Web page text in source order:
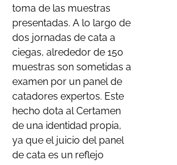
toma de las muestras
presentadas. A lo largo de
dos jornadas de cata a
ciegas, alrededor de 150
muestras son sometidas a
examen por un panel de
catadores expertos. Este
hecho dota al Certamen
de una identidad propia,
ya que el juicio del panel
de cata es un reflejo